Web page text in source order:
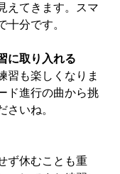
えてきます。スマ
十分です。
に取り入れる
習も楽しくなりま
ド進行の曲から挑
さいね。
ず休むことも重